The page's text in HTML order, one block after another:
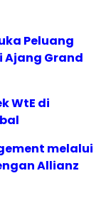
Peluang
Ajang Grand
WtE di
melalui
Allianz